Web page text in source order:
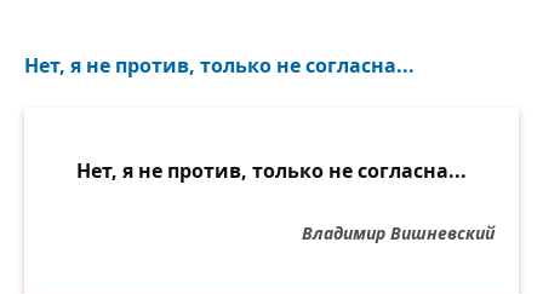
Нет, я не против, только не согласна...
Нет, я не против, только не согласна...
Владимир Вишневский